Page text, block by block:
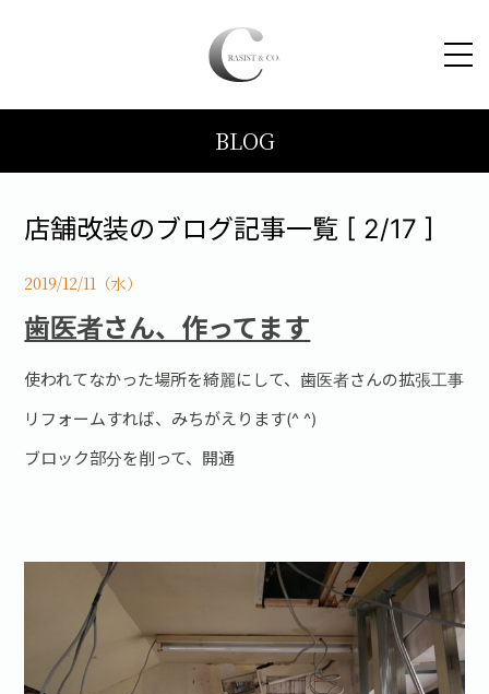
コンセプト
トピックス
施工事例
ブログ
BLOG
店舗改装のブログ記事一覧 [ 2/17 ]
2019/12/11（水）
歯医者さん、作ってます
使われてなかった場所を綺麗にして、歯医者さんの拡張工事
リフォームすれば、みちがえります(^ ^)
ブロック部分を削って、開通